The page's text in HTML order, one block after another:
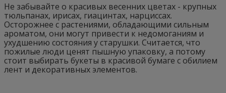
Не забывайте о красивых весенних цветах - крупных
тюльпанах, ирисах, гиацинтах, нарциссах.
Осторожнее с растениями, обладающими сильным
ароматом, они могут привести к недомоганиям и
ухудшению состояния у старушки. Считается, что
пожилые люди ценят пышную упаковку, а потому
стоит выбирать букеты в красивой бумаге с обилием
лент и декоративных элементов.